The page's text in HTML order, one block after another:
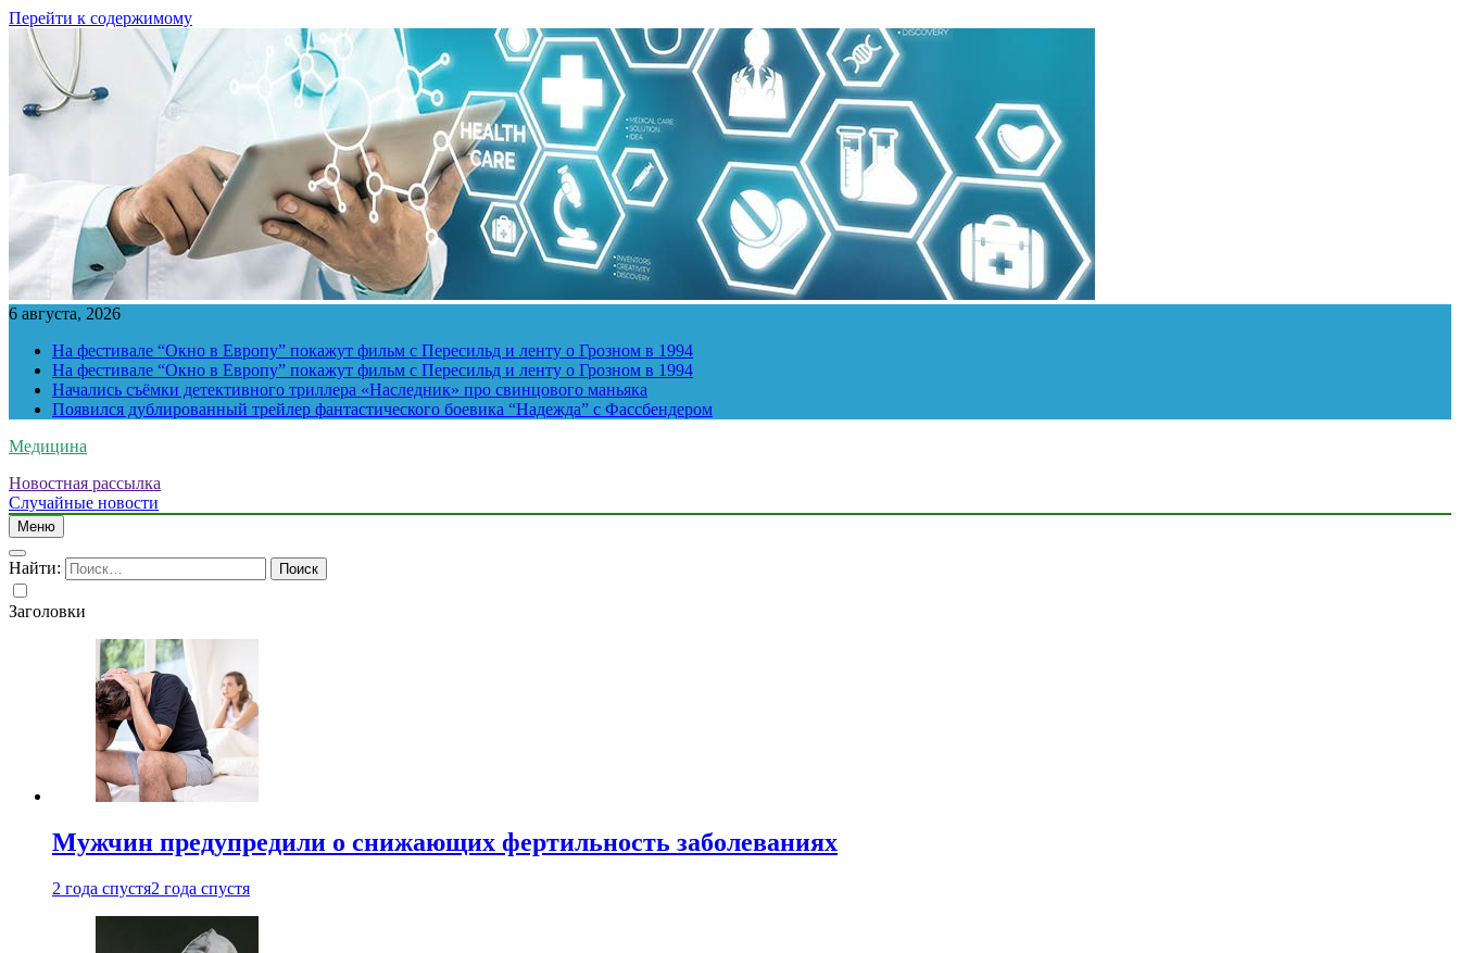
Перейти к содержимому
6 августа, 2026
На фестивале “Окно в Европу” покажут фильм с Пересильд и ленту о Грозном в 1994
На фестивале “Окно в Европу” покажут фильм с Пересильд и ленту о Грозном в 1994
Начались съёмки детективного триллера «Наследник» про свинцового маньяка
Появился дублированный трейлер фантастического боевика “Надежда” с Фассбендером
Медицина
Новостная рассылка
Случайные новости
Меню
Найти:
Заголовки
Мужчин предупредили о снижающих фертильность заболеваниях
2 года спустя2 года спустя